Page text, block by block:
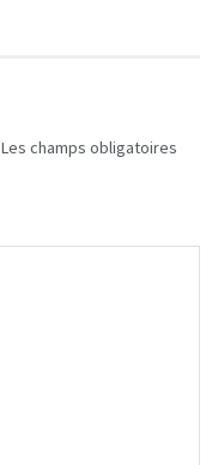
Les champs obligatoires